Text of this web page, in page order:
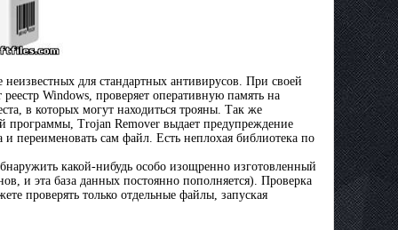
для стандартных антивирусов. При своей
Windows, проверяет оперативную память на
в которых могут находиться трояны. Tак же
программы, Trojan Remover выдает предупреждение
переименовать сам файл. Есть неплохая библиотека по
какой-нибудь особо изощренно изготовленный
и эта база данных постоянно пополняется). Проверка
проверять только отдельные файлы, запуская